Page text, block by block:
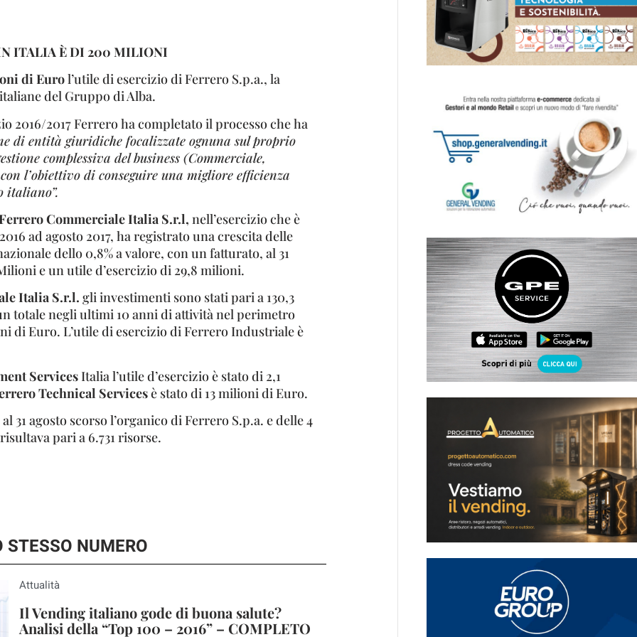
ITALIA È DI 200 MILIONI
di Eurol’utile di esercizio di Ferrero S.p.a., la
del Gruppo di Alba.
2016/2017 Ferrero ha completato il processo che ha
di entità giuridiche focalizzate ognuna sul proprio
complessiva del business (Commerciale,
l’obiettivo di conseguire una migliore efficienza
italiano”.
Commerciale Italia S.r.l, nell’esercizio che è
ad agosto 2017, ha registrato una crescita delle
dello 0,8% a valore, con un fatturato, al 31
e un utile d’esercizio di 29,8 milioni.
Italia S.r.l. gli investimenti sono stati pari a 130,3
totale negli ultimi 10 anni di attività nel perimetro
di Euro. L’utile di esercizio di Ferrero Industriale è
Services Italia l’utile d’esercizio è stato di 2,1
Technical Servicesè stato di 13 milioni di Euro.
31 agosto scorso l’organico di Ferrero S.p.a. e delle 4
pari a 6.731 risorse.
NUMERO
Attualità
Il Vending italiano gode di buona salute?
Analisi della “Top 100 – 2016” – COMPLETO